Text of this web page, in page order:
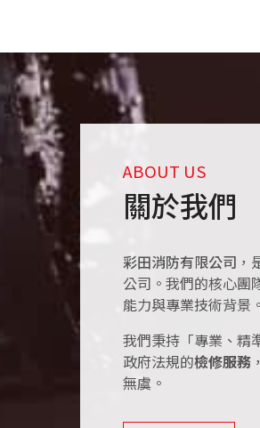
ABOUT US
關於我們
彩田消防有限公司 ，
公司。我們的核心團
能力與專業技術背景。
我們秉持「專業、精
政府法規的檢修服務
無虞。